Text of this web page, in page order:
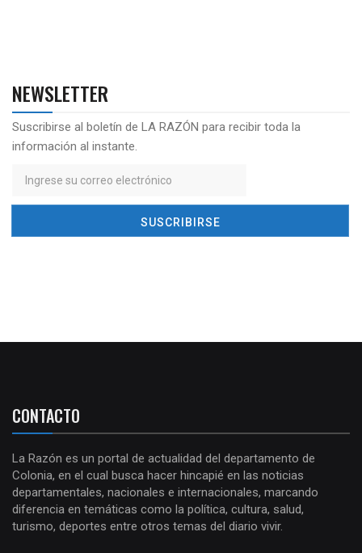
NEWSLETTER
Suscribirse al boletín de LA RAZÓN para recibir toda la
información al instante.
CONTACTO
La Razón es un portal de actualidad del departamento de
Colonia, en el cual busca hacer hincapié en las noticias
departamentales, nacionales e internacionales, marcando
diferencia en temáticas como la política, cultura, salud,
turismo, deportes entre otros temas del diario vivir.